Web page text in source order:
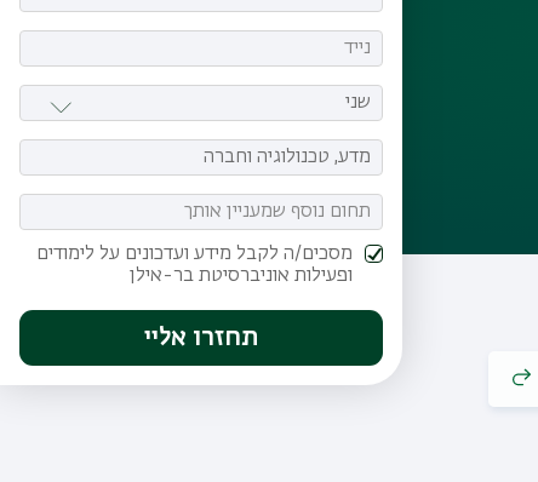
מסכים/ה לקבל מידע ועדכונים על לימודים
ופעילות אוניברסיטת בר-אילן